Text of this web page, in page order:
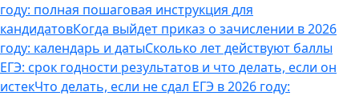
году: полная пошаговая инструкция для
кандидатовКогда выйдет приказ о зачислении в 2026
году: календарь и датыСколько лет действуют баллы
ЕГЭ: срок годности результатов и что делать, если он
истекЧто делать, если не сдал ЕГЭ в 2026 году: